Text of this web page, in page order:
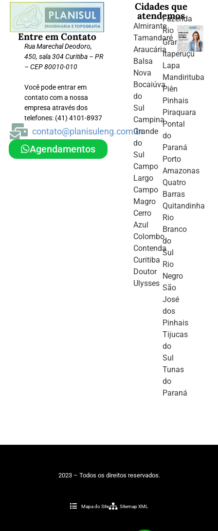
Entre em Contato
Rua Marechal Deodoro,
450, sala 304 Curitiba – PR
– CEP 80010-010
Você pode entrar em
contato com a nossa
empresa através dos
telefones: (41) 4101-8937
contato@planisuleng.com.br
Agendamentos
Cidades que
atendemos
Almirante
Tamandaré
Araucária
Balsa
Nova
Bocaiúva
do
Sul
Campina
Grande
do
Sul
Campo
Largo
Campo
Magro
Cerro
Azul
Colombo
Contenda
Curitiba
Doutor
Ulysses
Fazenda
Rio
Grande
Itaperuçu
Lapa
Mandirituba
Piên
Pinhais
Piraquara
Pontal
do
Paraná
Porto
Amazonas
Quatro
Barras
Quitandinha
Rio
Branco
do
Sul
Rio
Negro
São
José
dos
Pinhais
Tijucas
do
Sul
Tunas
do
Paraná
2023 – Todos os direitos reservados.
Mapa do Site Sitemap XML